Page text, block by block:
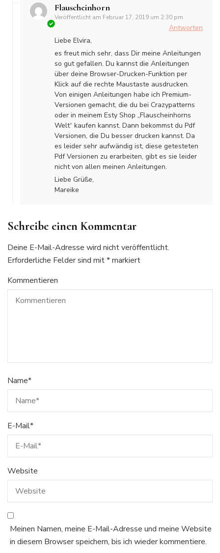
Flauscheinhorn
Veröffentlicht am Februar 17, 2019 um 2:30 pm
Antworten
Liebe Elvira,
es freut mich sehr, dass Dir meine Anleitungen
so gut gefallen. Du kannst die Anleitungen
über deine Browser-Drucken-Funktion per
Klick auf die rechte Maustaste ausdrucken.
Von einigen Anleitungen habe ich Premium-
Versionen gemacht, die du bei Crazypatterns
oder in meinem Esty Shop „Flauscheinhorns
Welt“ kaufen kannst. Dann bekommst du Pdf
Versionen, die Du besser drucken kannst. Da
es leider sehr aufwändig ist, diese getesteten
Pdf Versionen zu erarbeiten, gibt es sie leider
nicht von allen meinen Anleitungen.
Liebe Grüße,
Mareike
Schreibe einen Kommentar
Deine E-Mail-Adresse wird nicht veröffentlicht.
Erforderliche Felder sind mit*markiert
Kommentieren
Name*
E-Mail*
Website
Meinen Namen, meine E-Mail-Adresse und meine Website
in diesem Browser speichern, bis ich wieder kommentiere.